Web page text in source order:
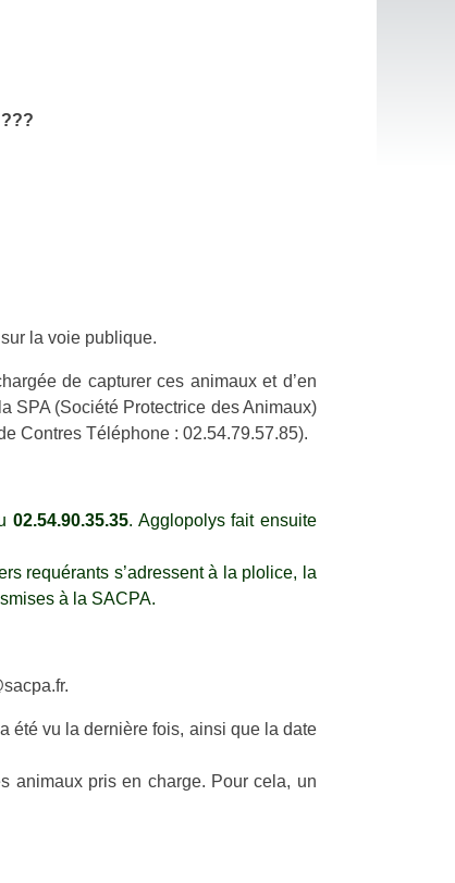
À VEUZAIN-
la voie publique.
de capturer ces animaux et d’en
SPA (Société Protectrice des Animaux)
Contres Téléphone : 02.54.79.57.85).
02.54.90.35.35. Agglopolys fait ensuite
requérants s’adressent à la plolice, la
à la SACPA.
été vu la dernière fois, ainsi que la date
animaux pris en charge. Pour cela, un